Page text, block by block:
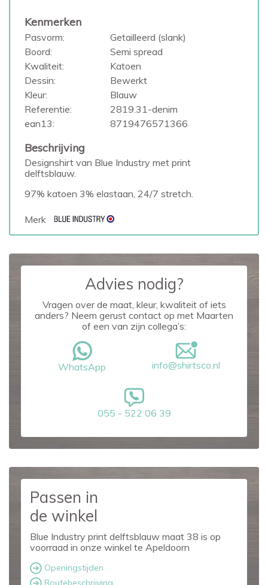
Kenmerken
Pasvorm:
Getailleerd (slank)
Boord:
Semi spread
Kwaliteit:
Katoen
Dessin:
Bewerkt
Kleur:
Blauw
Referentie:
2819.31-denim
ean13:
8719476571366
Beschrijving
Designshirt van Blue Industry met print
delftsblauw.
97% katoen 3% elastaan, 24/7 stretch.
Merk
Advies nodig?
Vragen over de maat, kleur, kwaliteit of iets
anders? Neem gerust contact op met Maarten
of een van zijn collega’s:
WhatsApp info@shirtsco.nl
055 - 522 06 39
Passen in
de winkel
Blue Industry print delftsblauw maat 38 is op
voorraad in onze winkel te Apeldoorn
Openingstijden
Routebeschrijving